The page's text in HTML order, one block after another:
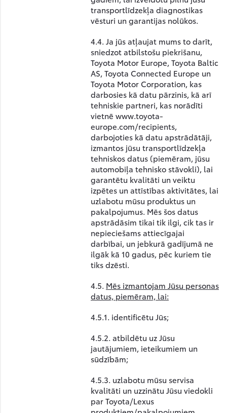
transportlīdzekļa diagnostikas
vēsturi un garantijas nolūkos.
4.4. Ja jūs atļaujat mums to darīt,
sniedzot atbilstošu piekrišanu,
Toyota Motor Europe, Toyota Baltic
AS, Toyota Connected Europe un
Toyota Motor Corporation, kas
darbosies kā datu pārzinis, kā arī
tehniskie partneri, kas norādīti
vietnē www.toyota-
europe.com/recipients,
darbojoties kā datu apstrādātāji,
izmantos jūsu transportlīdzekļa
tehniskos datus (piemēram, jūsu
automobiļa tehnisko stāvokli), lai
garantētu kvalitāti un veiktu
izpētes un attīstības aktivitātes, lai
uzlabotu mūsu produktus un
pakalpojumus. Mēs šos datus
apstrādāsim tikai tik ilgi, cik tas ir
nepieciešams attiecīgajai
darbībai, un jebkurā gadījumā ne
ilgāk kā 10 gadus, pēc kuriem tie
tiks dzēsti.
4.5. Mēs izmantojam Jūsu personas
datus, piemēram, lai:
4.5.1. identificētu Jūs;
4.5.2. atbildētu uz Jūsu
jautājumiem, ieteikumiem un
sūdzībām;
4.5.3. uzlabotu mūsu servisa
kvalitāti un uzzinātu Jūsu viedokli
par Toyota/Lexus